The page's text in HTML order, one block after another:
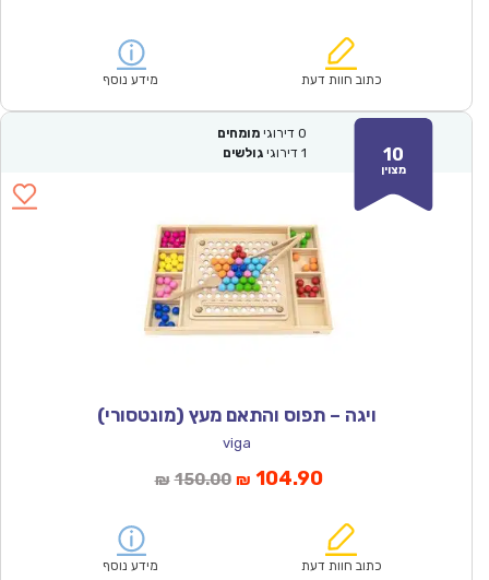
₪114.00.
הוא:
כתוב חוות דעת מידע נוסף
10
מצוין
0 דירוגי מומחים
1 דירוגי גולשים
ויגה – תפוס והתאם מעץ (מונטסורי)
viga
₪ 150.00המחיר
₪150.00.
₪ 104.90המחיר
הוא:
כתוב חוות דעת מידע נוסף